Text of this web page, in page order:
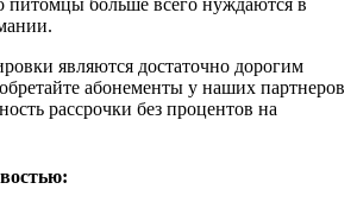
питомцы больше всего нуждаются в
являются достаточно дорогим
абонементы у наших партнеров
рассрочки без процентов на